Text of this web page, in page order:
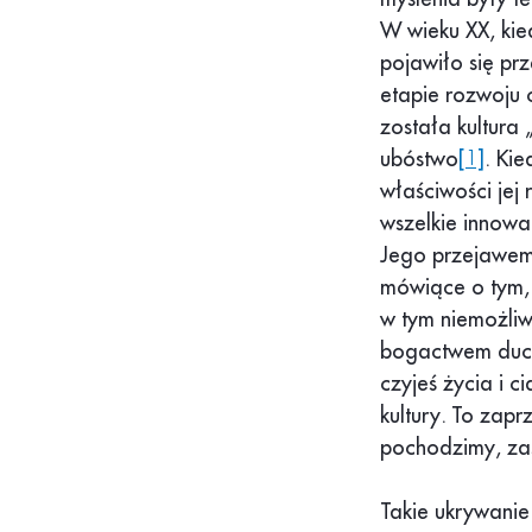
W wieku XX,
pojawiło się
etapie rozwoju
została kultura
ubóstwo
.
właściwości jej
wszelkie
Jego
mówiące o
w tym
bogactwem
czyjeś życia i
kultury. To
pochodzimy,
Takie